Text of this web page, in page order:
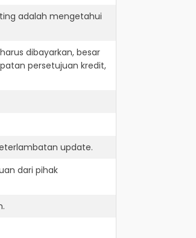
adalah mengetahui
dibayarkan, besar
persetujuan kredit,
update.
dari pihak